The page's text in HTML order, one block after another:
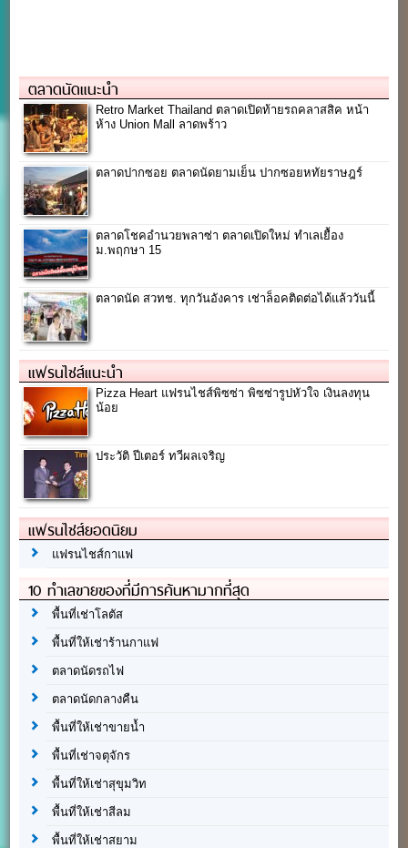
ตลาดนัดแนะนำ
Retro Market Thailand ตลาดเปิดท้ายรถคลาสสิค หน้า
ห้าง Union Mall ลาดพร้าว
ตลาดปากซอย ตลาดนัดยามเย็น ปากซอยหทัยราษฎร์
ตลาดโชคอำนวยพลาซ่า ตลาดเปิดใหม่ ทำเลเยื้อง
ม.พฤกษา 15
ตลาดนัด สวทช. ทุกวันอังคาร เช่าล็อคติดต่อได้แล้ววันนี้
แฟรนไชส์แนะนำ
Pizza Heart แฟรนไชส์พิซซ่า พิซซ่ารูปหัวใจ เงินลงทุน
น้อย
ประวัติ ปีเตอร์ ทวีผลเจริญ
แฟรนไชส์ยอดนิยม
แฟรนไชส์กาแฟ
10 ทำเลขายของที่มีการค้นหามากที่สุด
พื้นที่เช่าโลตัส
พื้นที่ให้เช่าร้านกาแฟ
ตลาดนัดรถไฟ
ตลาดนัดกลางคืน
พื้นที่ให้เช่าขายน้ำ
พื้นที่เช่าจตุจักร
พื้นที่ให้เช่าสุขุมวิท
พื้นที่ให้เช่าสีลม
พื้นที่ให้เช่าสยาม